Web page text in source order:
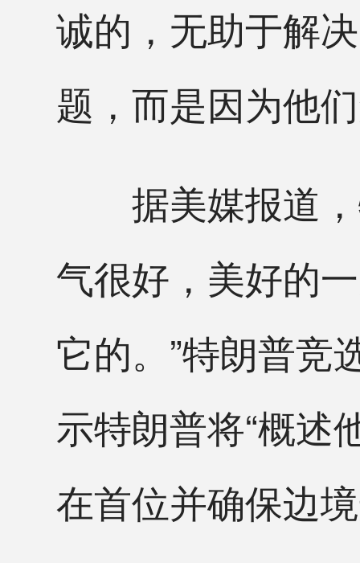
诚的，无助于解
题，而是因为他
据美媒报道，
气很好，美好的
它的。”特朗普竞
示特朗普将“概述
在首位并确保边